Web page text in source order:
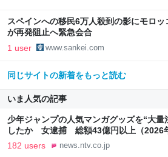
スペインへの移民6万人殺到の影にモロ
が再発阻止へ緊急会合
1 user www.sankei.com
同じサイトの新着をもっと読む
いま人気の記事
少年ジャンプの人気マンガグッズを“大量
したか 女逮捕 総額43億円以上（2026
NEWS NNN
182 users news.ntv.co.jp